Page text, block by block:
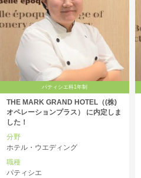
パティシエ科1年制
THE MARK GRAND HOTEL（(株)
オペレーションプラス） に内定しま
した！
分野
ホテル・ウエディング
職種
パティシエ